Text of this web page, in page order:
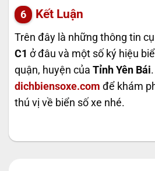
Kết Luận
Trên đây là những thông tin
C1 ở đâu và một số ký hiệu
quận, huyện của Tỉnh Yên Bái
dichbiensoxe.com để khám
thú vị về biển số xe nhé.